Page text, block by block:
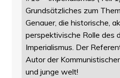
Grundsätzliches zum
Genauer, die historische,
perspektivische Rolle des
Imperialismus. Der
Autor der
und junge welt!